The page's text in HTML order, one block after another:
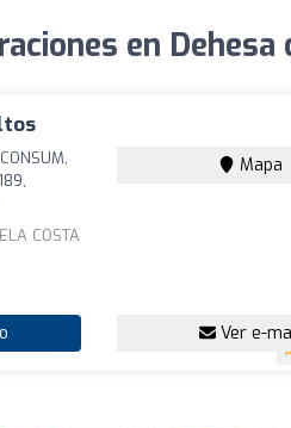
en Dehesa
Mapa
COSTA
Ver e-